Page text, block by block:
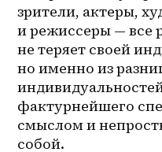
зрители, актеры,
и режиссеры —
не теряет своей
но именно из
фактурнейшего
смыслом и
собой.